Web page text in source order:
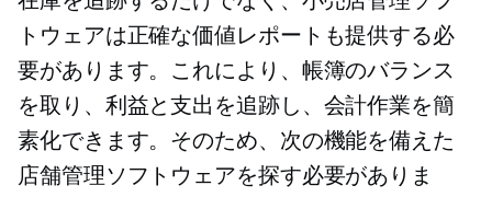
トウェアは正確な価値レポートも提供する必
要があります。これにより、帳簿のバランス
を取り、利益と支出を追跡し、会計作業を簡
素化できます。そのため、次の機能を備えた
店舗管理ソフトウェアを探す必要がありま